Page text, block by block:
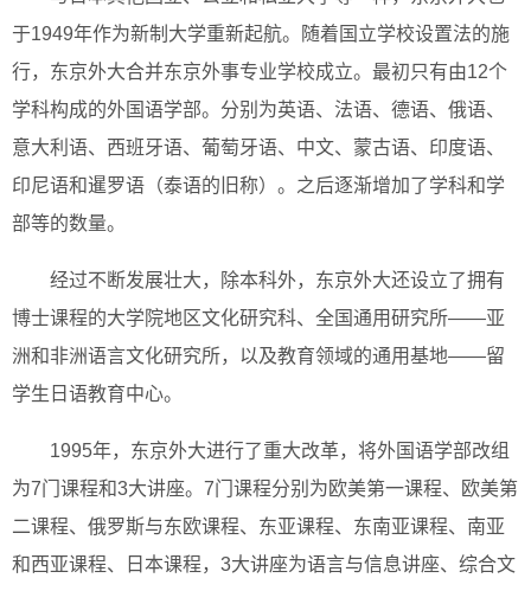
于1949年作为新制大学重新起航。随着国立学校设置法的施
行，东京外大合并东京外事专业学校成立。最初只有由12个
学科构成的外国语学部。分别为英语、法语、德语、俄语、
意大利语、西班牙语、葡萄牙语、中文、蒙古语、印度语、
印尼语和暹罗语（泰语的旧称）。之后逐渐增加了学科和学
部等的数量。
经过不断发展壮大，除本科外，东京外大还设立了拥有
博士课程的大学院地区文化研究科、全国通用研究所——亚
洲和非洲语言文化研究所，以及教育领域的通用基地——留
学生日语教育中心。
1995年，东京外大进行了重大改革，将外国语学部改组
为7门课程和3大讲座。7门课程分别为欧美第一课程、欧美第
二课程、俄罗斯与东欧课程、东亚课程、东南亚课程、南亚
和西亚课程、日本课程，3大讲座为语言与信息讲座、综合文